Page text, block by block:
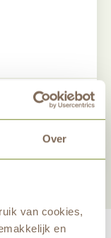
Over
van cookies,
en